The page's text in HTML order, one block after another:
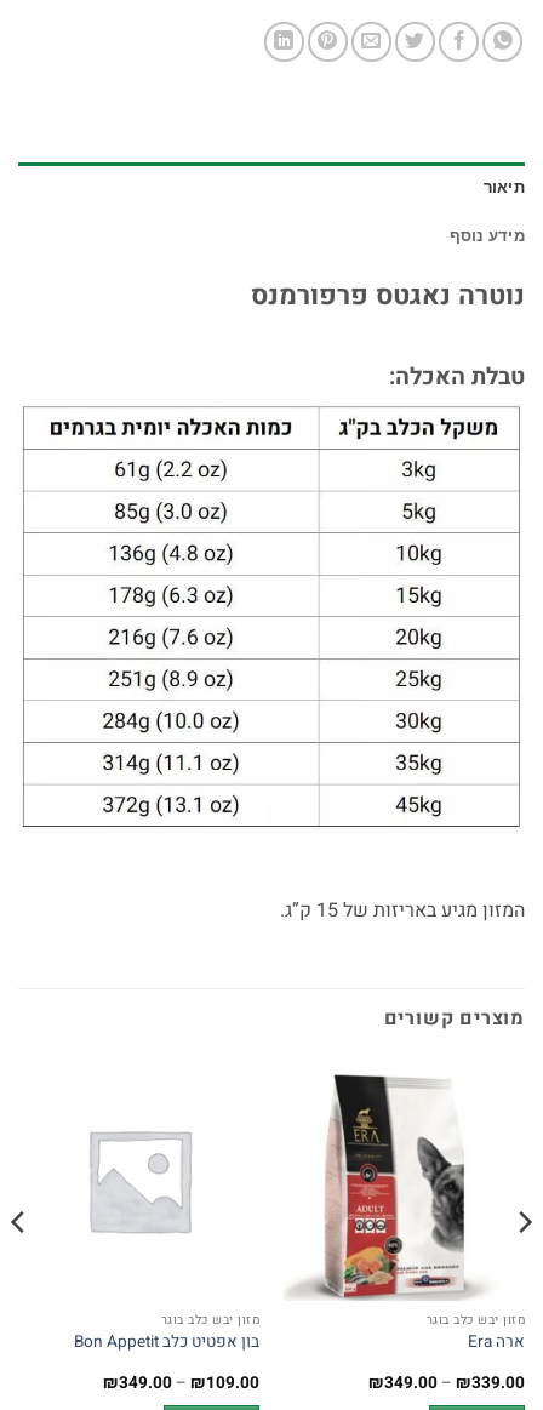
תיאור
מידע נוסף
נוטרה נאגטס פרפורמנס
טבלת האכלה:
המזון מגיע באריזות של 15 ק”ג.
מוצרים קשורים
מזון יבש כלב בוגר
ארה Era
₪339.00
–
₪349.00 טווח
מזון יבש כלב בוגר
בון אפטיט כלב Bon Appetit
₪109.00
–
₪349.00 טווח